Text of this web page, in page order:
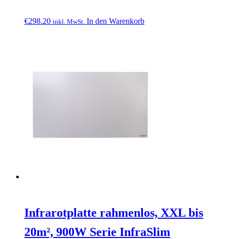
€298.20 inkl. MwSt. In den Warenkorb
Infrarotplatte rahmenlos, XXL bis
20m², 900W Serie InfraSlim